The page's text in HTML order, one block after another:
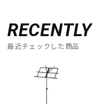
最近チェックした商品